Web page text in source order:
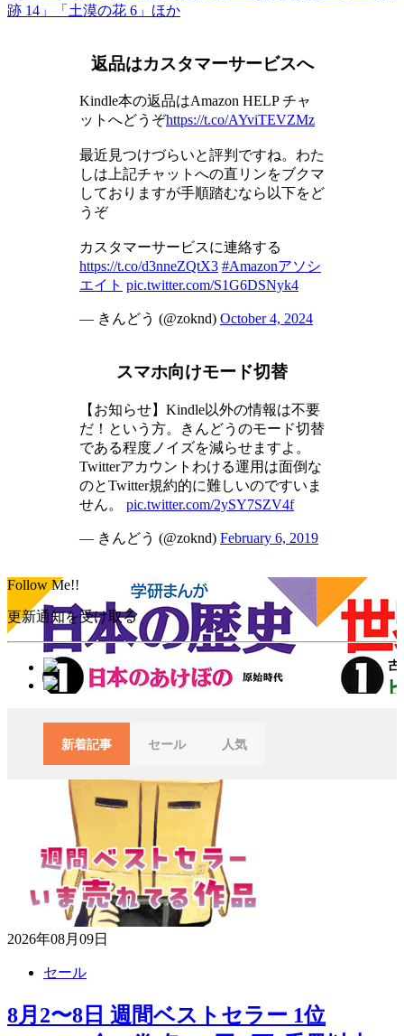
跡 14」「土漠の花 6」ほか
返品はカスタマーサービスへ
Kindle本の返品はAmazon HELP チャ
ットへどうぞhttps://t.co/AYviTEVZMz
最近見つけづらいと評判ですね。わた
しは上記チャットへの直リンをブクマ
しておりますが手順踏むなら以下をど
うぞ
カスタマーサービスに連絡する
https://t.co/d3nneZQtX3 #Amazonアソシ
エイト pic.twitter.com/S1G6DSNyk4
— きんどう (@zoknd) October 4, 2024
スマホ向けモード切替
【お知らせ】Kindle以外の情報は不要
だ！という方。きんどうのモード切替
である程度ノイズを減らせますよ。
Twitterアカウントわける運用は面倒な
のとTwitter規約的に難しいのですいま
せん。 pic.twitter.com/2ySY7SZV4f
— きんどう (@zoknd) February 6, 2019
Follow Me!!
更新通知を受け取る
新着記事 セール 人気
2026年08月09日
セール
8月2〜8日 週間ベストセラー 1位